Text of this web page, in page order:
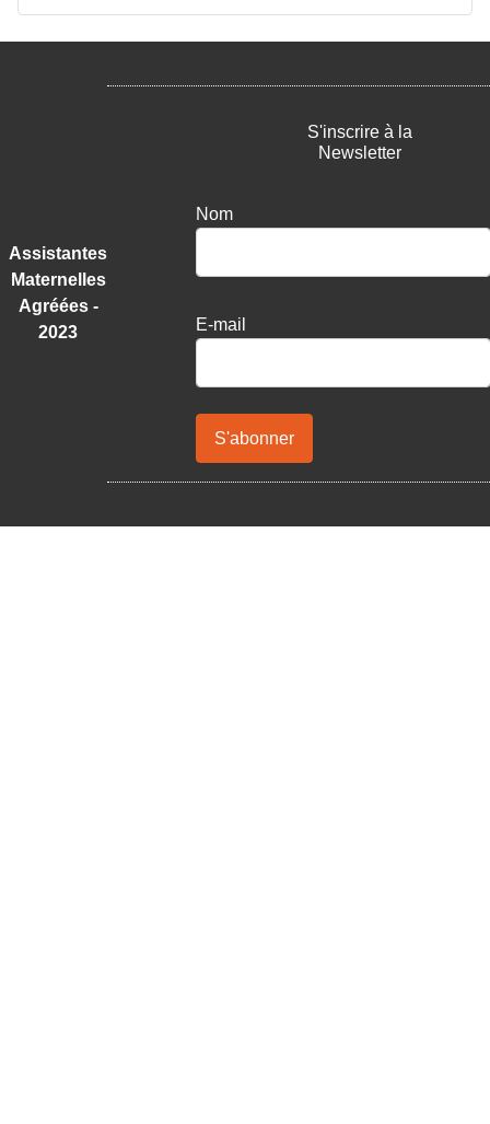
Assistantes
Maternelles
Agréées -
2023
S'inscrire à la
Newsletter
Nom
E-mail
S'abonner